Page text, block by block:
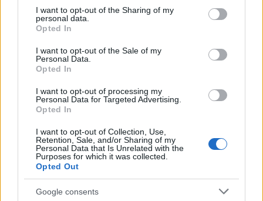
not limited to your visit or usage behaviour. You may click to
grant or deny consent to Google and its third-party tags to
use your data for below specified purposes in below Google
consent section.
I want to opt-out of the Sharing of my
personal data.
Opted In
I want to opt-out of the Sale of my
Personal Data.
Opted In
I want to opt-out of processing my
Personal Data for Targeted Advertising.
Opted In
I want to opt-out of Collection, Use,
Retention, Sale, and/or Sharing of my
Personal Data that Is Unrelated with the
Purposes for which it was collected.
Opted Out
Google consents
a meghatározó hangulat.
Azt mondta: „egyszerű embereket szeretek játszani,
születés és a halál között nemcsak tragédiák
történnek az egyszerű emberekkel, hanem furcsa és
bizarr esetek is.” Ezekre most nem térek ki. Tudta,
hogy ha egyszer kinyitja a száját, ha egyszer elkezd
beszélni, akkor oda figyelnek rá. Úgy gondolom,
hogy életének napjainkban is számos tanulsága van,
amely Székhelyi József ragyogó alakításában még
erősebb. Ezért Salamon Béla." (Murányi Péter)